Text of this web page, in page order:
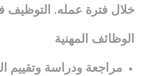
خلال فترة عمله. التوظيف
الوظائف المهنية
مراجعة ودراسة وتقييم